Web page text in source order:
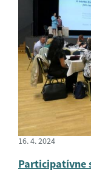
16. 4. 2024
Participatívne